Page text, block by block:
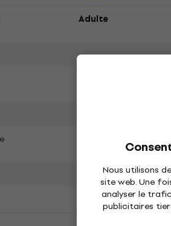
Nous utilisons
site web. Une
analyser le
publicitaires
Adulte
Coton doux